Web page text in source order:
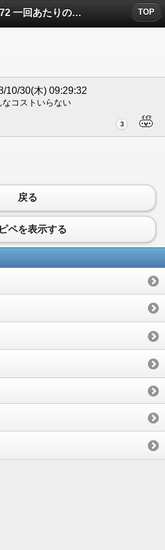
No.4372 一回あたりの費用 についたコメント TOP
10/30(木) 09:29:32
コストいらない
3
戻る
ペを表示する